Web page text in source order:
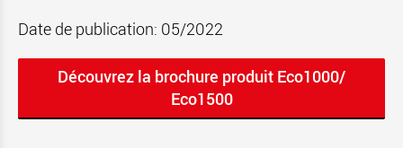
Date de publication: 05/2022
Découvrez la brochure produit Eco1000/
Eco1500